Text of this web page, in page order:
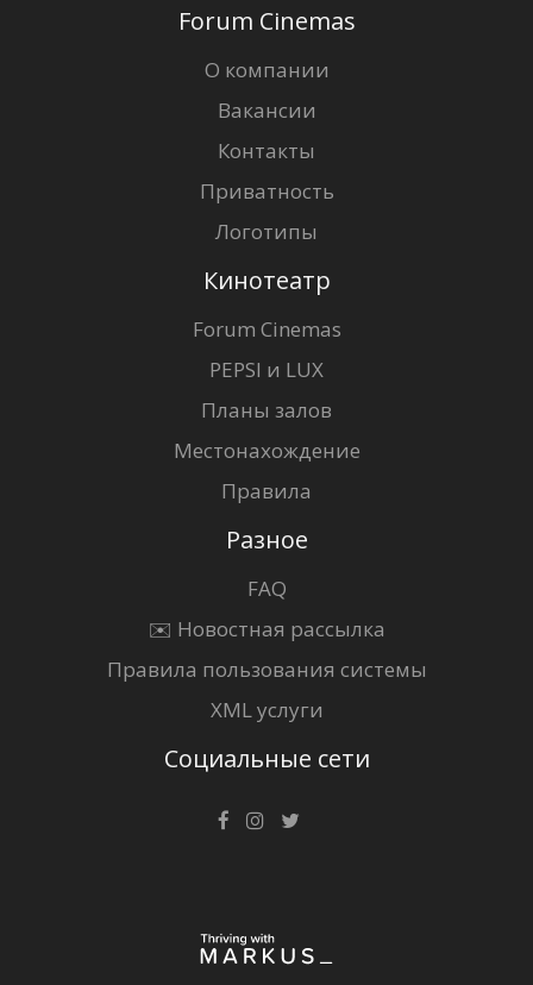
Forum Cinemas
О компании
Вакансии
Контакты
Приватность
Логотипы
Кинотеатр
Forum Cinemas
PEPSI и LUX
Планы залов
Местонахождение
Правила
Разное
FAQ
✉️ Новостная рассылка
Правила пользования системы
XML услуги
Социальные сети